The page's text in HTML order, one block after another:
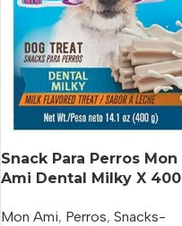
Snack Para Perros Mon
Ami Dental Milky X 400
Mon Ami, Perros, Snacks-